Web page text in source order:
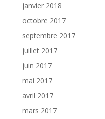
janvier 2018
octobre 2017
septembre 2017
juillet 2017
juin 2017
mai 2017
avril 2017
mars 2017